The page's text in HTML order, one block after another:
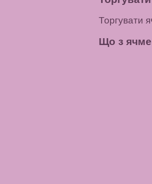
Торгувати
Що з